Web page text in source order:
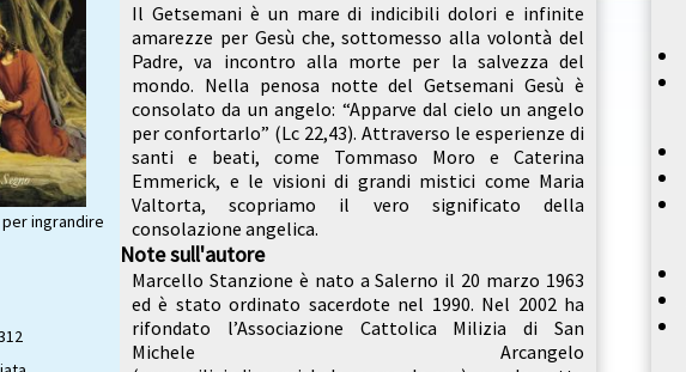
Il Getsemani è un mare di indicibili dolori e infinite
amarezze per Gesù che, sottomesso alla volontà del
Padre, va incontro alla morte per la salvezza del
mondo. Nella penosa notte del Getsemani Gesù è
consolato da un angelo: “Apparve dal cielo un angelo
per confortarlo” (Lc 22,43). Attraverso le esperienze di
santi e beati, come Tommaso Moro e Caterina
Emmerick, e le visioni di grandi mistici come Maria
Valtorta, scopriamo il vero significato della
consolazione angelica.
Note sull'autore
Marcello Stanzione è nato a Salerno il 20 marzo 1963
ed è stato ordinato sacerdote nel 1990. Nel 2002 ha
rifondato l’Associazione Cattolica Milizia di San
Michele Arcangelo
ingrandire